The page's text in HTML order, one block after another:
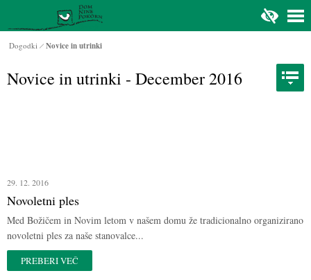
Dogodki Novice in utrinki
Novice in utrinki - December 2016
29. 12. 2016
Novoletni ples
Med Božičem in Novim letom v našem domu že tradicionalno organizirano
novoletni ples za naše stanovalce...
PREBERI VEČ